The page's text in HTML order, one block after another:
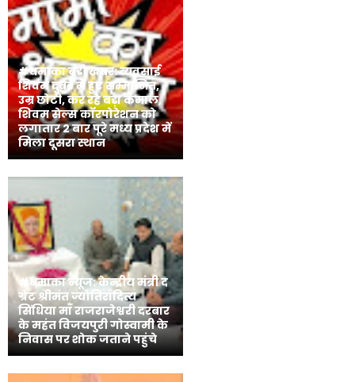
#धमाका बड़ी खबर: व्यवसाई
शिवम दुबई में हुए सम्मानित,
उम्र छोटी, कर रहे बड़ा कमाल,
शिवम सेल्स कॉरपोरेशन को
लगातार 2 बार पूरे मध्य प्रदेश में
मिला दूसरा स्थान
#धमाका न्यूज: केन्द्रीय मंत्री द
ग्रेट श्रीमंत ज्योतिरादित्य
सिंधिया माँ राजराजेश्वरी दरबार
के महंत विजयपुरी गोस्वामी के
निवास पर शोक जताने पहुंचे